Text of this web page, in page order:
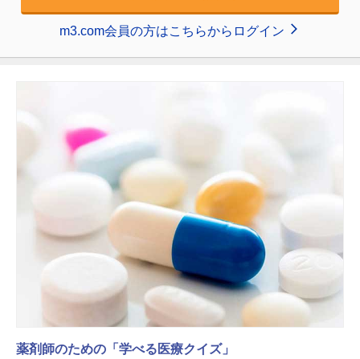
m3.com会員の方はこちらからログイン
薬剤師のための「学べる医療クイズ」